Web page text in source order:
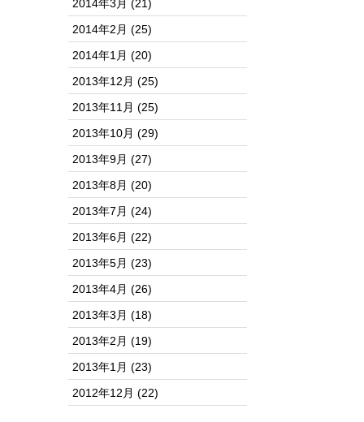
2014年3月 (21)
2014年2月 (25)
2014年1月 (20)
2013年12月 (25)
2013年11月 (25)
2013年10月 (29)
2013年9月 (27)
2013年8月 (20)
2013年7月 (24)
2013年6月 (22)
2013年5月 (23)
2013年4月 (26)
2013年3月 (18)
2013年2月 (19)
2013年1月 (23)
2012年12月 (22)